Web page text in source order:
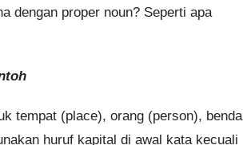
dengan proper noun? Seperti apa
tempat (place), orang (person), benda
huruf kapital di awal kata kecuali